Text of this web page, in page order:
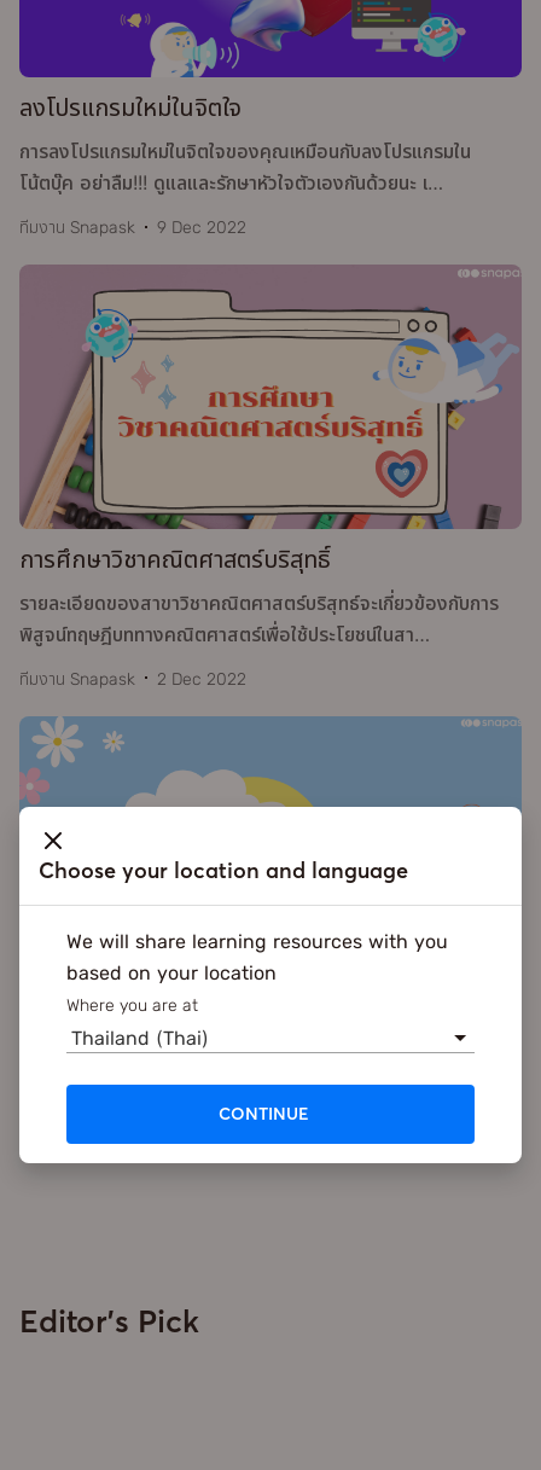
Choose your location and language
We will share learning resources with you
based on your location
Where you are at
Thailand (Thai)
CONTINUE
ลงโปรแกรมใหม่ในจิตใจ
การลงโปรแกรมใหม่ในจิตใจของคุณเหมือนกับลงโปรแกรมใน
โน้ตบุ๊ค อย่าลืม!!! ดูแลและรักษาหัวใจตัวเองกันด้วยนะ เ…
ทีมงาน Snapask 9 Dec 2022
การศึกษาวิชาคณิตศาสตร์บริสุทธิ์
รายละเอียดของสาขาวิชาคณิตศาสตร์บริสุทธ์จะเกี่ยวข้องกับการ
พิสูจน์ทฤษฎีบททางคณิตศาสตร์เพื่อใช้ประโยชน์ในสา…
ทีมงาน Snapask 2 Dec 2022
HOW TO อายุยืน
นับวันจำนวนผู้สูงอายุจะมีมากขึ้นเรื่อย ๆ ลองสอดส่องดูพฤติกรรม
หรือกิจวัตรของผู้สูงอายุที่มีอายุอยู่อย่างยืนยาวแบ…
Editor's Pick